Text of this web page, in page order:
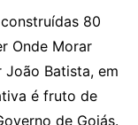
80
Onde Morar
Batista, em
é fruto de
de Goiás.